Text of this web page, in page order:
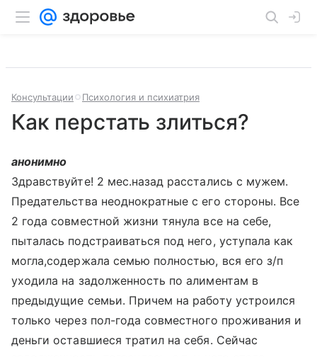
Консультации Психология и психиатрия
Как перстать злиться?
анонимно
Здравствуйте! 2 мес.назад расстались с мужем.
Предательства неоднократные с его стороны. Все
2 года совместной жизни тянула все на себе,
пыталась подстраиваться под него, уступала как
могла,содержала семью полностью, вся его з/п
уходила на задолженность по алиментам в
предыдущие семьи. Причем на работу устроился
только через пол-года совместного проживания и
деньги оставшиеся тратил на себя. Сейчас